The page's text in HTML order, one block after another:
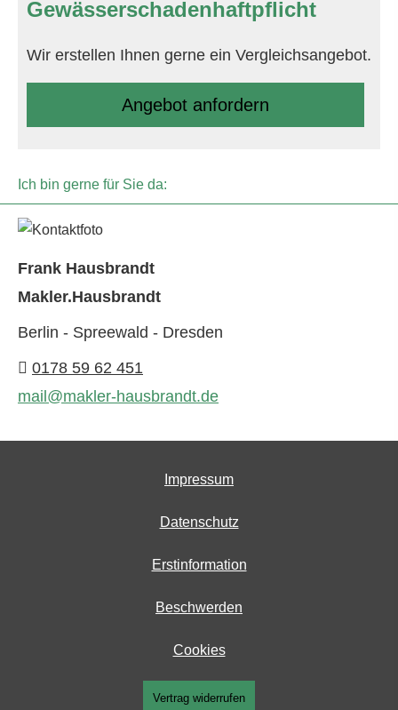
Gewässerschadenhaftpflicht
Wir erstellen Ihnen gerne ein Vergleichsangebot.
An­ge­bot an­for­dern
Ich bin gerne für Sie da:
Frank Hausbrandt
Makler.Hausbrandt
Berlin - Spreewald - Dresden
0178 59 62 451
mail@makler-hausbrandt.de
Impressum
Datenschutz
Erstinformation
Beschwerden
Cookies
Vertrag widerrufen